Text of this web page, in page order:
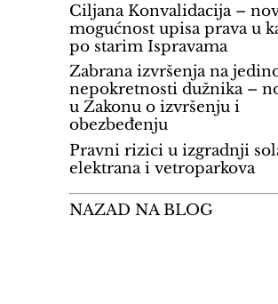
Ciljana Konvalidacija –
mogućnost upisa prava u
po starim Ispravama
Zabrana izvršenja na
nepokretnosti dužnika –
u Zakonu o izvršenju i
obezbeđenju
Pravni rizici u izgradnji
elektrana i vetroparkova
NAZAD NA BLOG